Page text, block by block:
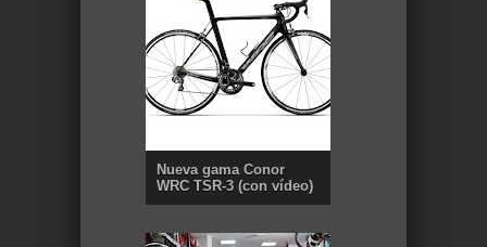
Nueva gama Conor
WRC TSR-3 (con vídeo)